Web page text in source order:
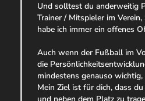
Und solltest du anderweitig
Trainer / Mitspieler im
habe ich immer ein offenes
Auch wenn der Fußball im
die
mindestens genauso
Mein Ziel ist für dich, dass